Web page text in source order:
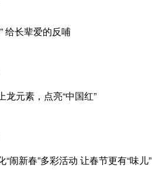
给长辈爱的反哺
元素，点亮“中国红”
闹新春”多彩活动 让春节更有“味儿”